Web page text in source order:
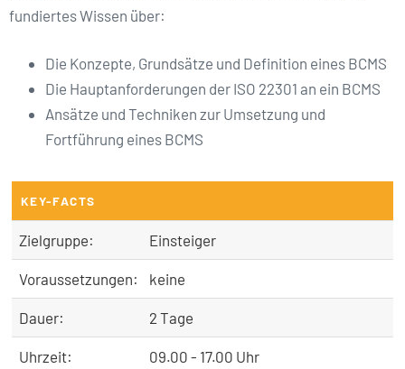
fundiertes Wissen über:
Die Konzepte, Grundsätze und Definition eines BCMS
Die Hauptanforderungen der ISO 22301 an ein BCMS
Ansätze und Techniken zur Umsetzung und
Fortführung eines BCMS
KEY-FACTS
Zielgruppe: Einsteiger
Voraussetzungen: keine
Dauer: 2 Tage
Uhrzeit: 09.00 - 17.00 Uhr